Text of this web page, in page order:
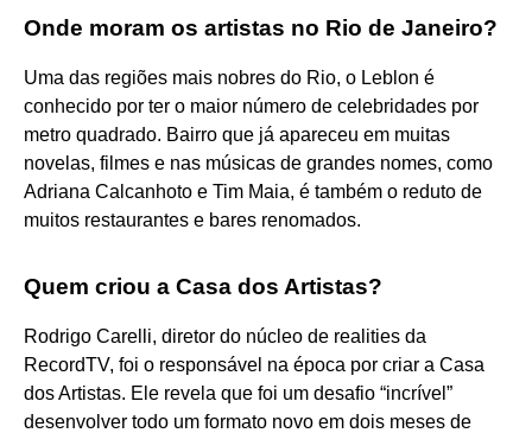
Onde moram os artistas no Rio de Janeiro?
Uma das regiões mais nobres do Rio, o Leblon é
conhecido por ter o maior número de celebridades por
metro quadrado. Bairro que já apareceu em muitas
novelas, filmes e nas músicas de grandes nomes, como
Adriana Calcanhoto e Tim Maia, é também o reduto de
muitos restaurantes e bares renomados.
Quem criou a Casa dos Artistas?
Rodrigo Carelli, diretor do núcleo de realities da
RecordTV, foi o responsável na época por criar a Casa
dos Artistas. Ele revela que foi um desafio “incrível”
desenvolver todo um formato novo em dois meses de